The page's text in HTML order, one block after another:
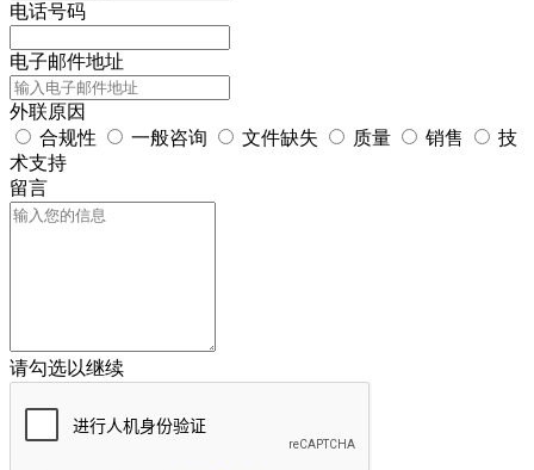
电话号码
电子邮件地址
外联原因
合规性
一般咨询 文件缺失 质量 销售
技
术支持
留言
请勾选以继续